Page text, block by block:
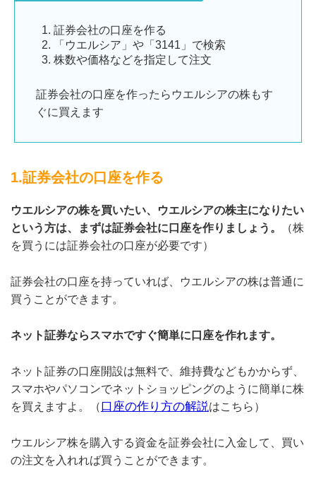
証券会社の口座を作る
「ウエルシア」や「3141」で検索
株数や価格などを指定して注文
証券会社の口座を作ったらウエルシアの株もす
ぐに買えます
1.証券会社の口座を作る
ウエルシアの株を買いたい、ウエルシアの株主になりたい
という方は、まずは証券会社に口座を作りましょう。
（株
を買うには証券会社の口座が必要です）
証券会社の口座を持っていれば、ウエルシアの株は普通に
買うことができます。
ネット証券ならスマホですぐ簡単に口座を作れます。
ネット証券の口座開設は無料で、維持費などもかからず、
スマホやパソコンでネットショッピングのように簡単に株
を買えますよ。（口座の作り方の解説はこちら）
ウエルシア株を購入する資金を証券会社に入金して、買い
の注文を入れれば買うことができます。